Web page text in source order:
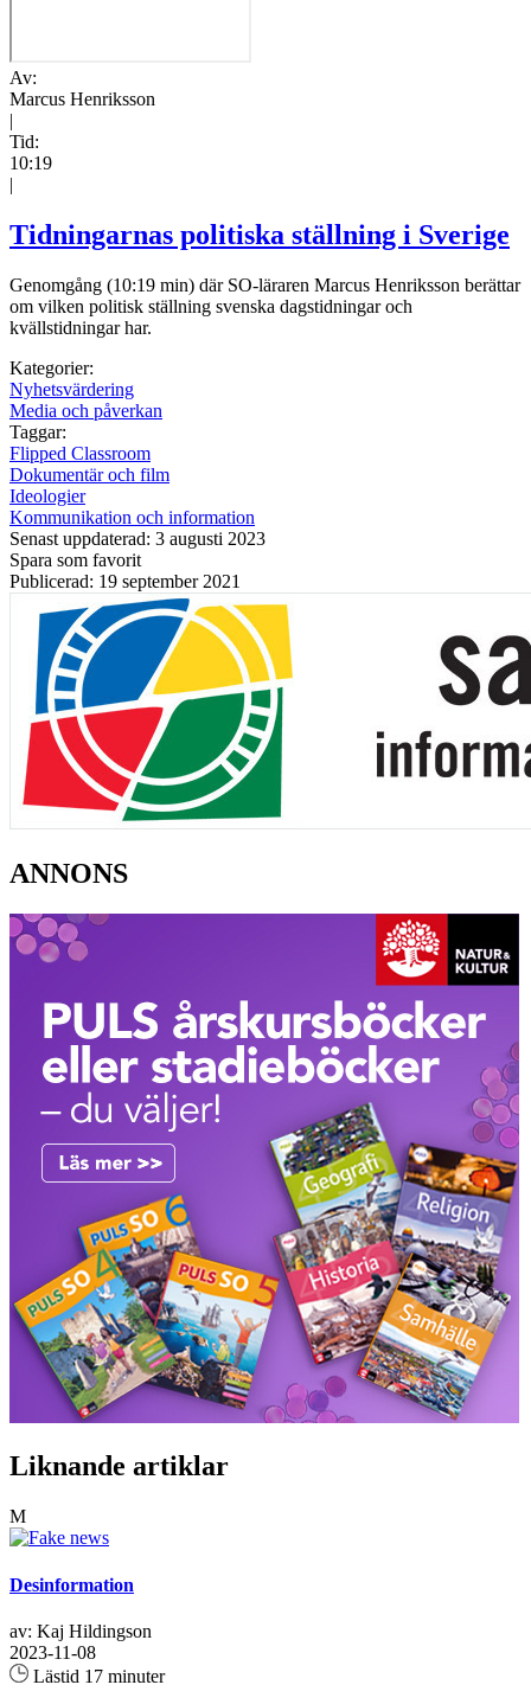
Av:
Marcus Henriksson
|
Tid:
10:19
|
Tidningarnas politiska ställning i Sverige
Genomgång (10:19 min) där SO-läraren Marcus Henriksson berättar
om vilken politisk ställning svenska dagstidningar och
kvällstidningar har.
Kategorier:
Nyhetsvärdering
Media och påverkan
Taggar:
Flipped Classroom
Dokumentär och film
Ideologier
Kommunikation och information
Senast uppdaterad: 3 augusti 2023
Spara som favorit
Publicerad: 19 september 2021
ANNONS
Liknande artiklar
M
Desinformation
av: Kaj Hildingson
2023-11-08
Lästid 17 minuter